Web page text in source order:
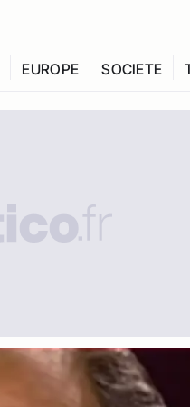
EUROPE SOCIETE